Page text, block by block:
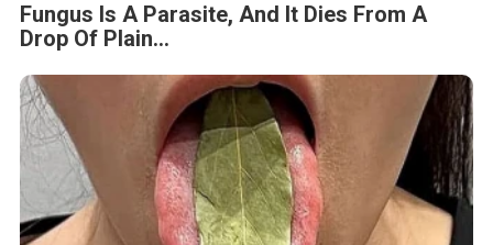
Fungus Is A Parasite, And It Dies From A
Drop Of Plain...